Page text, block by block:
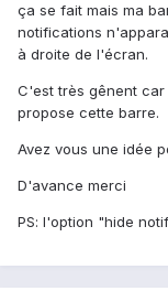
ça se fait mais ma
notifications
à droite de l'écran.
C'est très gênent
propose cette barre.
Avez vous une idée
D'avance merci
PS: l'option "hide